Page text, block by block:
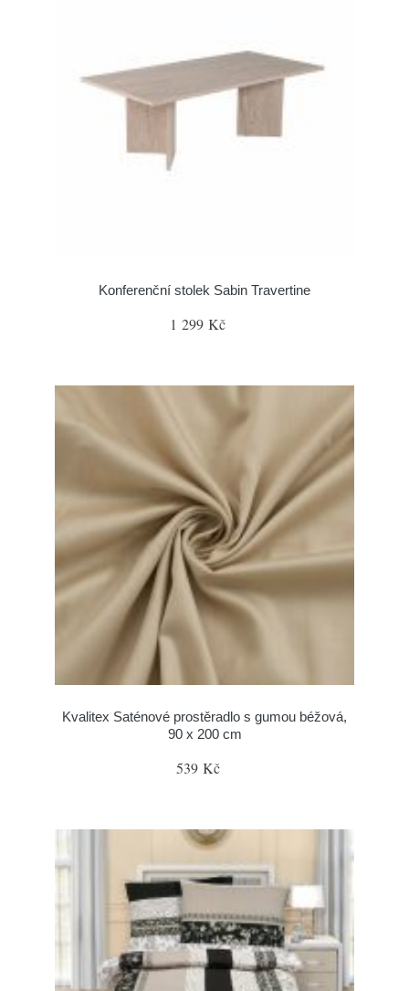
Konferenční stolek Sabin Travertine
1 299 Kč
Kvalitex Saténové prostěradlo s gumou béžová,
90 x 200 cm
539 Kč